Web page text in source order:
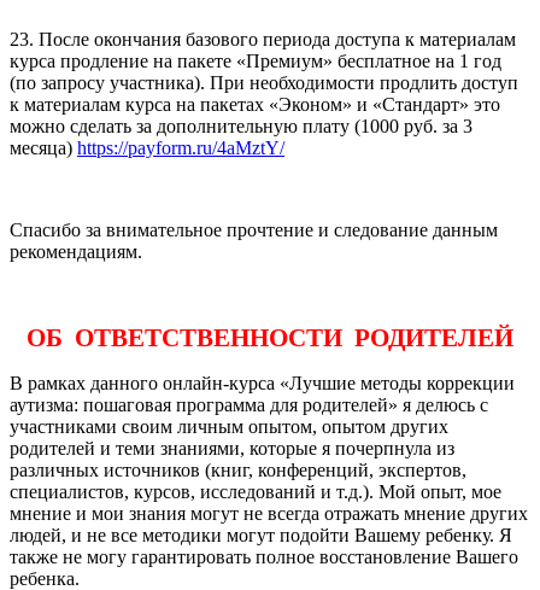
23. После окончания базового периода доступа к материалам
курса продление на пакете «Премиум» бесплатное на 1 год
(по запросу участника). При необходимости продлить доступ
к материалам курса на пакетах «Эконом» и «Стандарт» это
можно сделать за дополнительную плату (1000 руб. за 3
месяца) https://payform.ru/4aMztY/
Спасибо за внимательное прочтение и следование данным
рекомендациям.
ОБ ОТВЕТСТВЕННОСТИ РОДИТЕЛЕЙ
В рамках данного онлайн-курса «Лучшие методы коррекции
аутизма: пошаговая программа для родителей» я делюсь с
участниками своим личным опытом, опытом других
родителей и теми знаниями, которые я почерпнула из
различных источников (книг, конференций, экспертов,
специалистов, курсов, исследований и т.д.). Мой опыт, мое
мнение и мои знания могут не всегда отражать мнение других
людей, и не все методики могут подойти Вашему ребенку. Я
также не могу гарантировать полное восстановление Вашего
ребенка.